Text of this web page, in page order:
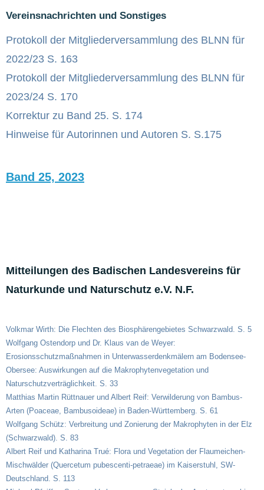
Vereinsnachrichten und Sonstiges
Protokoll der Mitgliederversammlung des BLNN für
2022/23 S. 163
Protokoll der Mitgliederversammlung des BLNN für
2023/24 S. 170
Korrektur zu Band 25. S. 174
Hinweise für Autorinnen und Autoren S. S.175
Band 25, 2023
Mitteilungen des Badischen Landesvereins für
Naturkunde und Naturschutz e.V. N.F.
Volkmar Wirth: Die Flechten des Biosphärengebietes Schwarzwald. S. 5
Wolfgang Ostendorp und Dr. Klaus van de Weyer:
Erosionsschutzmaßnahmen in Unterwasserdenkmälern am Bodensee-
Obersee: Auswirkungen auf die Makrophytenvegetation und
Naturschutzverträglichkeit. S. 33
Matthias Martin Rüttnauer und Albert Reif: Verwilderung von Bambus-
Arten (Poaceae, Bambusoideae) in Baden-Württemberg. S. 61
Wolfgang Schütz: Verbreitung und Zonierung der Makrophyten in der Elz
(Schwarzwald). S. 83
Albert Reif und Katharina Trué: Flora und Vegetation der Flaumeichen-
Mischwälder (Quercetum pubescenti-petraeae) im Kaiserstuhl, SW-
Deutschland. S. 113